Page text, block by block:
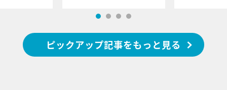
ピックアップ記事をもっと見る